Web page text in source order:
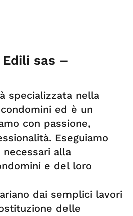
sas –
specializzata nella
ed è un
con passione,
Eseguiamo
alla
e del loro
dai semplici lavori
delle